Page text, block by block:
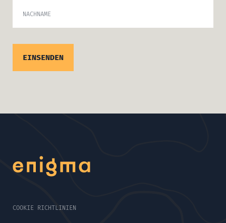
NACHNAME
COOKIE RICHTLINIEN